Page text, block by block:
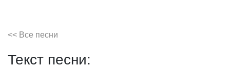
<< Все песни
Текст песни: